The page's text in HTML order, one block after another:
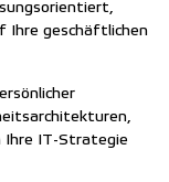
Ihre geschäftlichen
Ihre IT-Strategie